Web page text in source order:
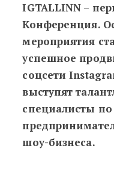
IGTALLINN –
Конференция.
мероприятия
успешное
соцсети
выступят
специалисты по
шоу-бизнеса.